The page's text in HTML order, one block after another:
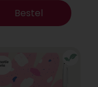
Bestel